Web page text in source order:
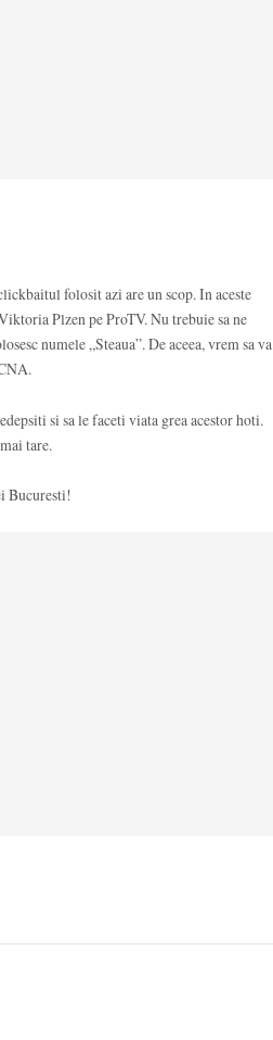
folosit azi are un scop. In aceste
Plzen pe ProTV. Nu trebuie sa ne
numele „Steaua”. De aceea, vrem sa va
si sa le faceti viata grea acestor hoti.
tare.
Bucuresti!